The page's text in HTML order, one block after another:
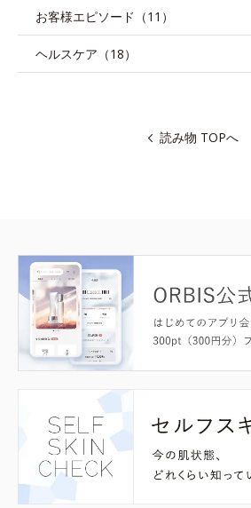
お客様エピソード（11）
ヘルスケア（18）
読み物 TOPへ